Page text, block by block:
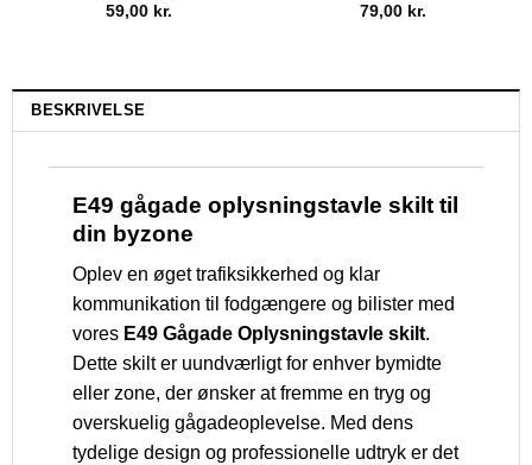
59,00 kr.
79,00 kr.
BESKRIVELSE
E49 gågade oplysningstavle skilt til
din byzone
Oplev en øget trafiksikkerhed og klar
kommunikation til fodgængere og bilister med
vores E49 Gågade Oplysningstavle skilt.
Dette skilt er uundværligt for enhver bymidte
eller zone, der ønsker at fremme en tryg og
overskuelig gågadeoplevelse. Med dens
tydelige design og professionelle udtryk er det